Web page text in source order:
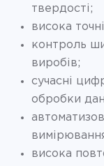
твердості;
висока
контроль
виробів;
сучасні
обробки
висока